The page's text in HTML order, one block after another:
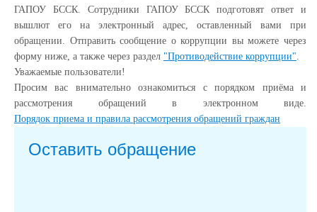
ГАПОУ БССК. Сотрудники ГАПОУ БССК подготовят ответ и
вышлют его на электронный адрес, оставленный вами при
обращении. Отправить сообщение о коррупции вы можете через
форму ниже, а также через раздел "Противодействие коррупции".
Уважаемые пользователи!
Просим вас внимательно ознакомиться с порядком приёма и
рассмотрения обращений в электронном виде.
Порядок приема и правила рассмотрения обращений граждан
Оставить обращение